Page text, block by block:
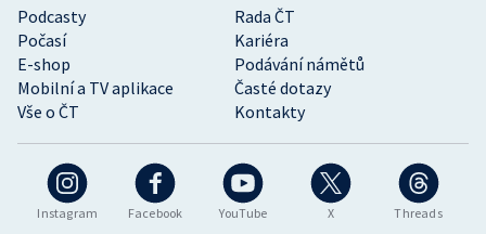
Instagram Facebook YouTube X Threads
Podcasty
Rada ČT
Počasí
Kariéra
E-shop
Podávání námětů
Mobilní a TV aplikace
Časté dotazy
Vše o ČT
Kontakty